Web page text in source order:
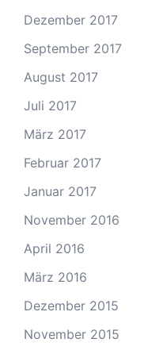
Dezember 2017
September 2017
August 2017
Juli 2017
März 2017
Februar 2017
Januar 2017
November 2016
April 2016
März 2016
Dezember 2015
November 2015